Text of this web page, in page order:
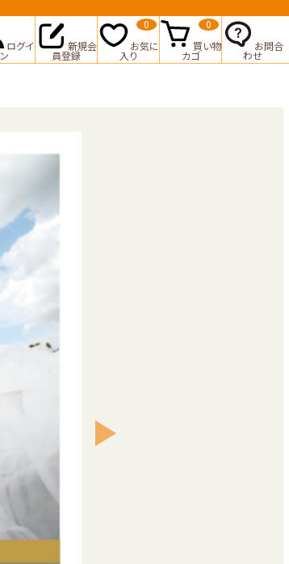
ログイ
ン
新規会
員登録
お気に
入り
0
買い物
カゴ
0
お問合
わせ